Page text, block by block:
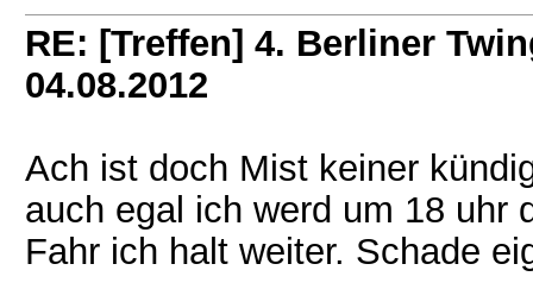
RE: [Treffen] 4. Berliner
04.08.2012
Ach ist doch Mist keiner
auch egal ich werd um 18 uhr
Fahr ich halt weiter. Schade